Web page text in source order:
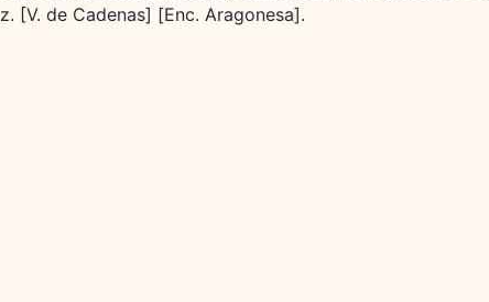
[V. de Cadenas] [Enc. Aragonesa].